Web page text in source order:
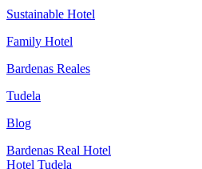
Sustainable Hotel
Family Hotel
Bardenas Reales
Tudela
Blog
Bardenas Real Hotel
Hotel Tudela